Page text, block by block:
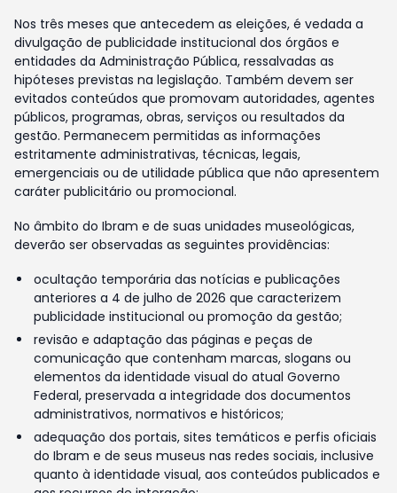
Nos três meses que antecedem as eleições, é vedada a
divulgação de publicidade institucional dos órgãos e
entidades da Administração Pública, ressalvadas as
hipóteses previstas na legislação. Também devem ser
evitados conteúdos que promovam autoridades, agentes
públicos, programas, obras, serviços ou resultados da
gestão. Permanecem permitidas as informações
estritamente administrativas, técnicas, legais,
emergenciais ou de utilidade pública que não apresentem
caráter publicitário ou promocional.
No âmbito do Ibram e de suas unidades museológicas,
deverão ser observadas as seguintes providências:
ocultação temporária das notícias e publicações
anteriores a 4 de julho de 2026 que caracterizem
publicidade institucional ou promoção da gestão;
revisão e adaptação das páginas e peças de
comunicação que contenham marcas, slogans ou
elementos da identidade visual do atual Governo
Federal, preservada a integridade dos documentos
administrativos, normativos e históricos;
adequação dos portais, sites temáticos e perfis oficiais
do Ibram e de seus museus nas redes sociais, inclusive
quanto à identidade visual, aos conteúdos publicados e